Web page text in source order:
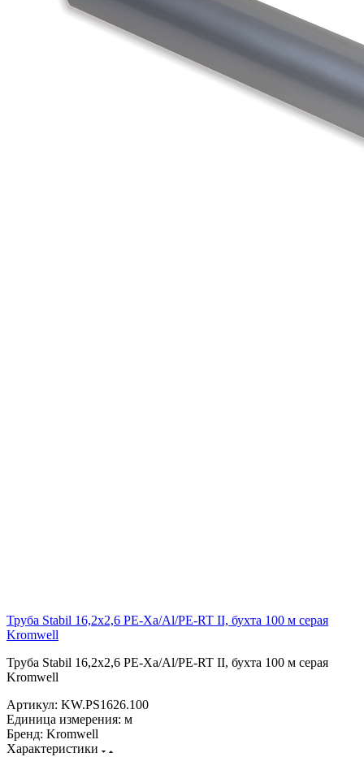
Труба Stabil 16,2х2,6 PE-Xa/Al/PE-RT II, бухта 100 м серая
Kromwell
Труба Stabil 16,2х2,6 PE-Xa/Al/PE-RT II, бухта 100 м серая
Kromwell
Артикул: KW.PS1626.100
Единица измерения: м
Бренд: Kromwell
Характеристики